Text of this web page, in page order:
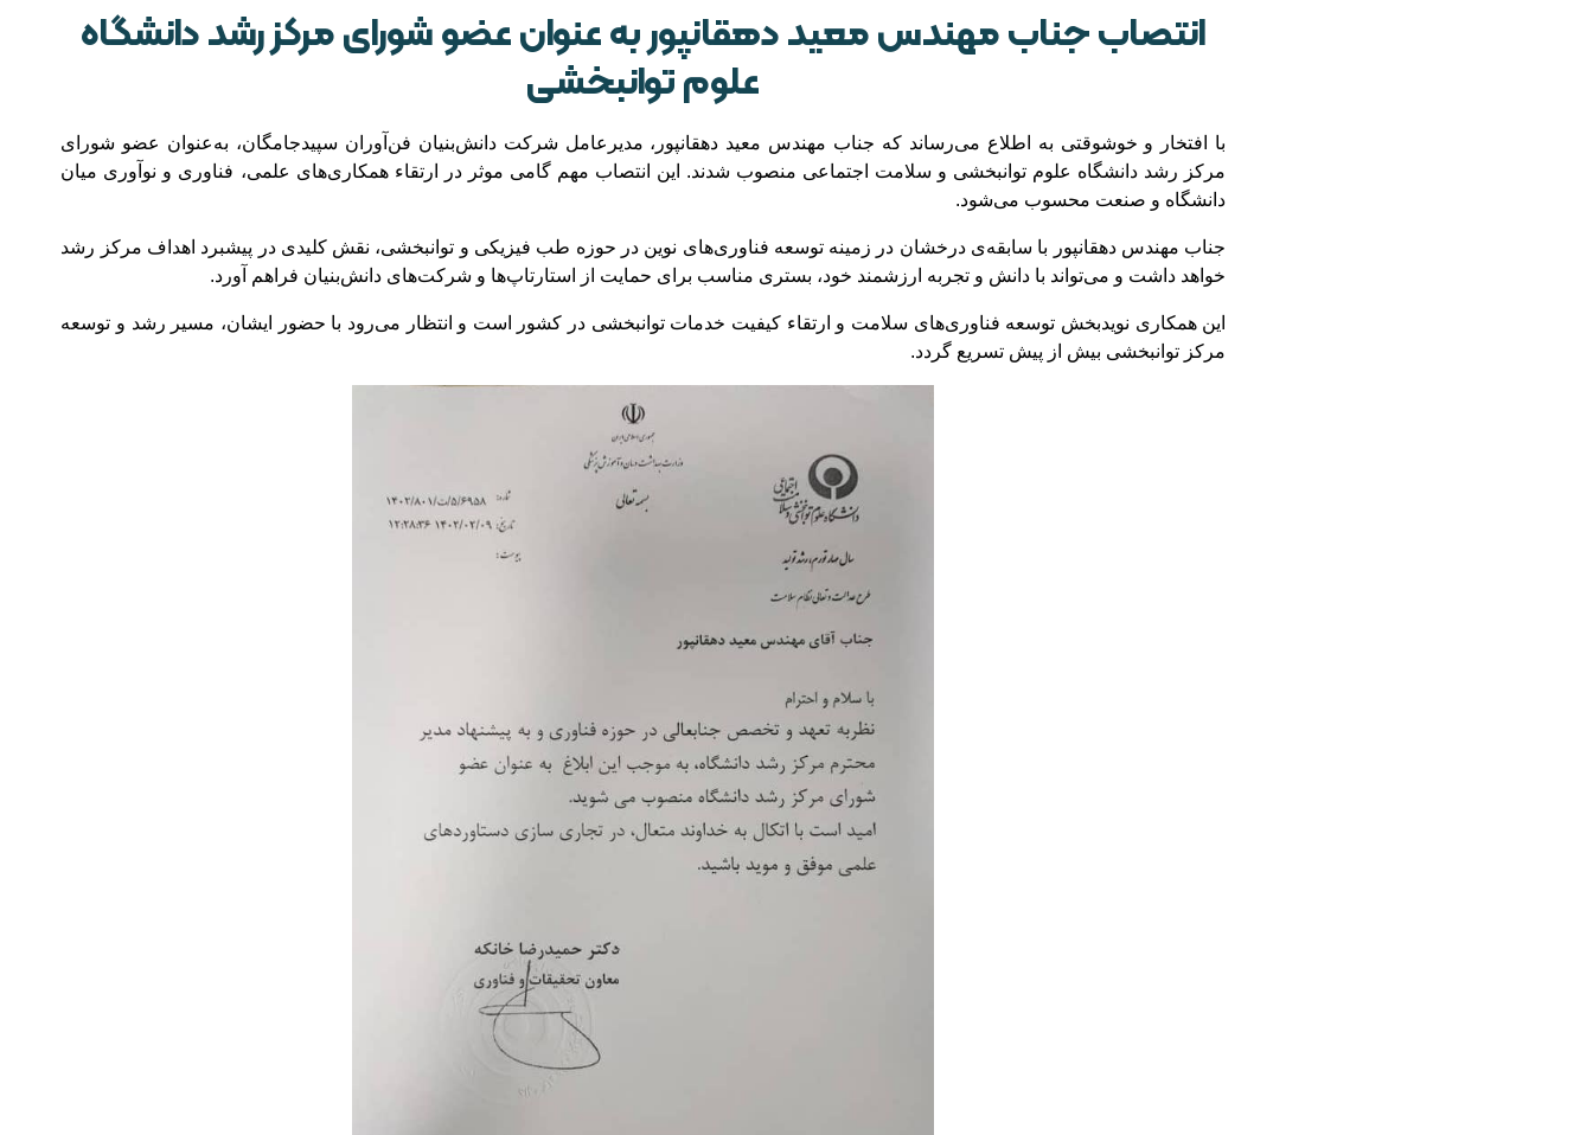
انتصاب جناب مهندس معید دهقانپور به عنوان عضو شورای مرکز رشد دانشگاه
علوم توانبخشی
با افتخار و خوشوقتی به اطلاع می‌رساند که جناب مهندس معید دهقانپور، مدیرعامل شرکت دانش‌بنیان فن‌آوران سپیدجامگان، به‌عنوان عضو شورای
مرکز رشد دانشگاه علوم توانبخشی و سلامت اجتماعی منصوب شدند. این انتصاب مهم گامی موثر در ارتقاء همکاری‌های علمی، فناوری و نوآوری میان
دانشگاه و صنعت محسوب می‌شود.
جناب مهندس دهقانپور با سابقه‌ی درخشان در زمینه توسعه فناوری‌های نوین در حوزه طب فیزیکی و توانبخشی، نقش کلیدی در پیشبرد اهداف مرکز رشد
خواهد داشت و می‌تواند با دانش و تجربه ارزشمند خود، بستری مناسب برای حمایت از استارتاپ‌ها و شرکت‌های دانش‌بنیان فراهم آورد.
این همکاری نویدبخش توسعه فناوری‌های سلامت و ارتقاء کیفیت خدمات توانبخشی در کشور است و انتظار می‌رود با حضور ایشان، مسیر رشد و توسعه
مرکز توانبخشی بیش از پیش تسریع گردد.